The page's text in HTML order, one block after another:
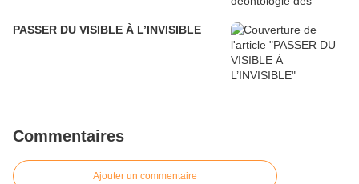
PASSER DU VISIBLE À L’INVISIBLE
Commentaires
Ajouter un commentaire